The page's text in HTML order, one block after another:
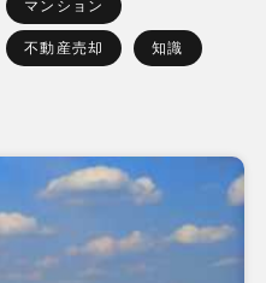
マンション
不動産売却 知識